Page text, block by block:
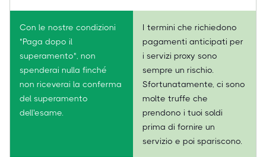
Con le nostre condizioni
"Paga dopo il
superamento", non
spenderai nulla finché
non riceverai la conferma
del superamento
dell'esame.
I termini che richiedono
pagamenti anticipati per
i servizi proxy sono
sempre un rischio.
Sfortunatamente, ci sono
molte truffe che
prendono i tuoi soldi
prima di fornire un
servizio e poi spariscono.